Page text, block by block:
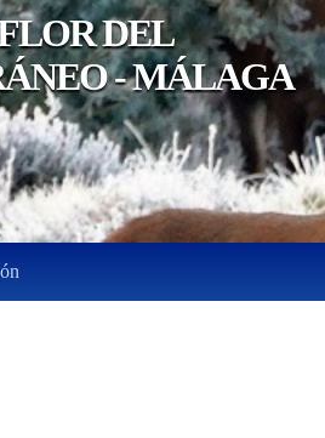
DEL
- MÁLAGA